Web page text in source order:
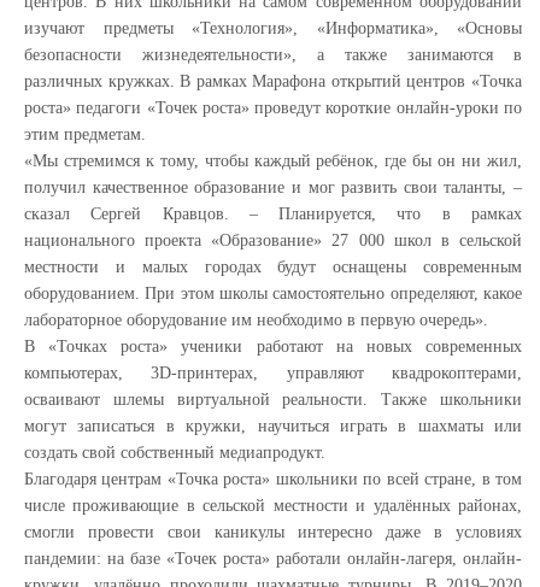
изучают предметы «Технология», «Информатика», «Основы
безопасности жизнедеятельности», а также занимаются в
различных кружках. В рамках Марафона открытий центров «Точка
роста» педагоги «Точек роста» проведут короткие онлайн-уроки по
этим предметам.
«Мы стремимся к тому, чтобы каждый ребёнок, где бы он ни жил,
получил качественное образование и мог развить свои таланты, –
сказал Сергей Кравцов. – Планируется, что в рамках
национального проекта «Образование» 27 000 школ в сельской
местности и малых городах будут оснащены современным
оборудованием. При этом школы самостоятельно определяют, какое
лабораторное оборудование им необходимо в первую очередь».
В «Точках роста» ученики работают на новых современных
компьютерах, 3D-принтерах, управляют квадрокоптерами,
осваивают шлемы виртуальной реальности. Также школьники
могут записаться в кружки, научиться играть в шахматы или
создать свой собственный медиапродукт.
Благодаря центрам «Точка роста» школьники по всей стране, в том
числе проживающие в сельской местности и удалённых районах,
смогли провести свои каникулы интересно даже в условиях
пандемии: на базе «Точек роста» работали онлайн-лагеря, онлайн-